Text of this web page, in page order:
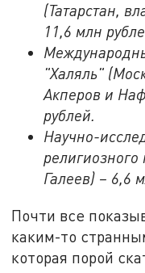
(Татарстан,
11,6 млн
"Халяль"
Акперов и
рублей.
Научно-
Галеев) – 6,6
Почти все
каким-то
которая порой